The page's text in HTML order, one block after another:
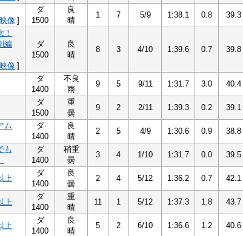
像 ]
ダ
1500
良
晴
1 7 5/9 1:38.1 0.8 39.3
編
像 ]
ダ
1500
良
晴
8 3 4/10 1:39.6 0.7 39.8
ダ
1400
不良
雨
9 5 9/11 1:31.7 3.0 40.4
ダ
1500
重
曇
9 2 2/11 1:39.3 0.2 39.1
ム
ダ
1400
良
晴
2 5 4/9 1:30.6 0.9 38.8
も
ダ
1400
稍重
曇
3 4 1/10 1:31.7 0.0 39.5
上
ダ
1400
良
曇
2 4 5/12 1:36.2 0.7 42.1
上
ダ
1400
重
晴
11 1 5/12 1:37.3 1.8 43.7
上
ダ
1400
良
晴
5 2 6/10 1:36.6 1.2 40.6